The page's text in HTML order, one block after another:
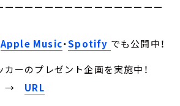
ーーーーーーーーーーーーーーーー
Apple Music・Spotify でも公開中！
ーのプレゼント企画を実施中！
→
URL